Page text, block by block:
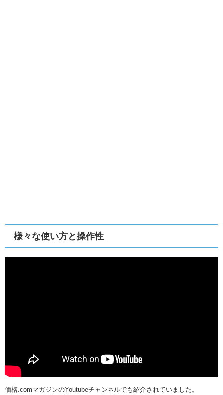
様々な使い方と操作性
価格.comマガジンのYoutubeチャンネルでも紹介されていました。